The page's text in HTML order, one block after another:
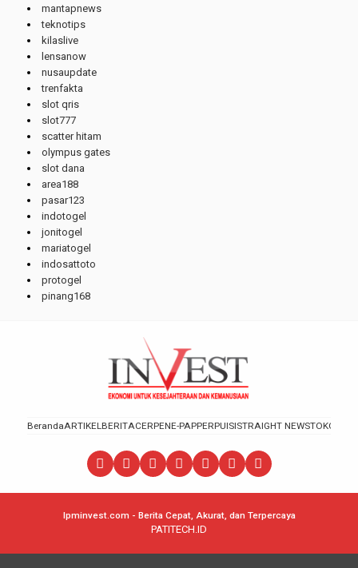
mantapnews
teknotips
kilaslive
lensanow
nusaupdate
trenfakta
slot qris
slot777
scatter hitam
olympus gates
slot dana
area188
pasar123
indotogel
jonitogel
mariatogel
indosattoto
protogel
pinang168
BerandaARTIKELBERITACERPENE-PAPPERPUISISTRAIGHT NEWSTOKOH
lpminvest.com - Berita Cepat, Akurat, dan Terpercaya
PATITECH.ID